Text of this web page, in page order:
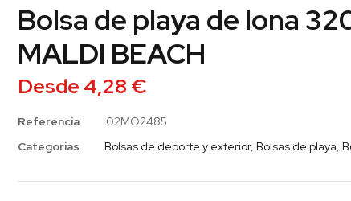
Bolsa de playa de lona
MALDI BEACH
Desde 4,28 €
Referencia
02MO2485
Categorias
Bolsas de deporte y exterior, Bolsas de playa